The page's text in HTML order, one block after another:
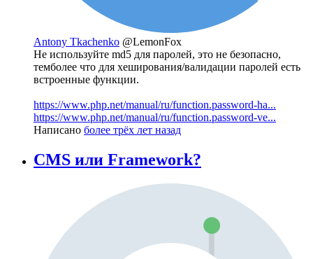
Antony Tkachenko @LemonFox
Не используйте md5 для паролей, это не безопасно,
темболее что для хеширования/валидации паролей есть
встроенные функции.
https://www.php.net/manual/ru/function.password-ha...
https://www.php.net/manual/ru/function.password-ve...
Написано более трёх лет назад
CMS или Framework?